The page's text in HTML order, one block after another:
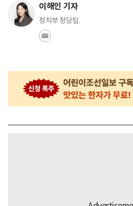
이해인 기자
정치부 정당팀.